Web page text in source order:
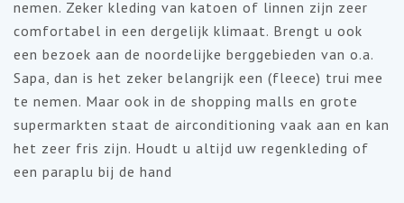
nemen. Zeker kleding van katoen of linnen zijn zeer
comfortabel in een dergelijk klimaat. Brengt u ook
een bezoek aan de noordelijke berggebieden van o.a.
Sapa, dan is het zeker belangrijk een (fleece) trui mee
te nemen. Maar ook in de shopping malls en grote
supermarkten staat de airconditioning vaak aan en kan
het zeer fris zijn. Houdt u altijd uw regenkleding of
een paraplu bij de hand